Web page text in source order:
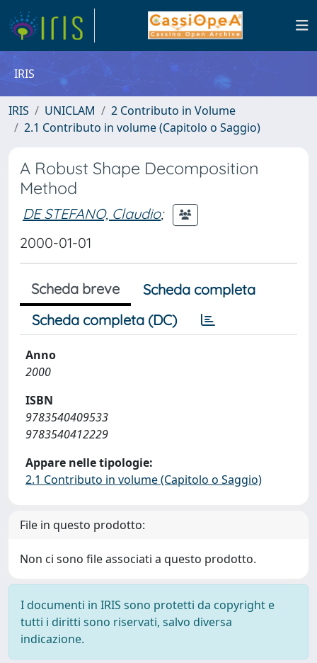
IRIS
IRIS UNICLAM
2 Contributo in Volume
2.1 Contributo in volume (Capitolo o Saggio)
A Robust Shape Decomposition
Method
DE STEFANO, Claudio;
2000-01-01
Scheda breve
Scheda completa
Scheda completa (DC)
Anno
2000
ISBN
9783540409533
9783540412229
Appare nelle tipologie:
2.1 Contributo in volume (Capitolo o Saggio)
File in questo prodotto:
Non ci sono file associati a questo prodotto.
I documenti in IRIS sono protetti da copyright e
tutti i diritti sono riservati, salvo diversa
indicazione.